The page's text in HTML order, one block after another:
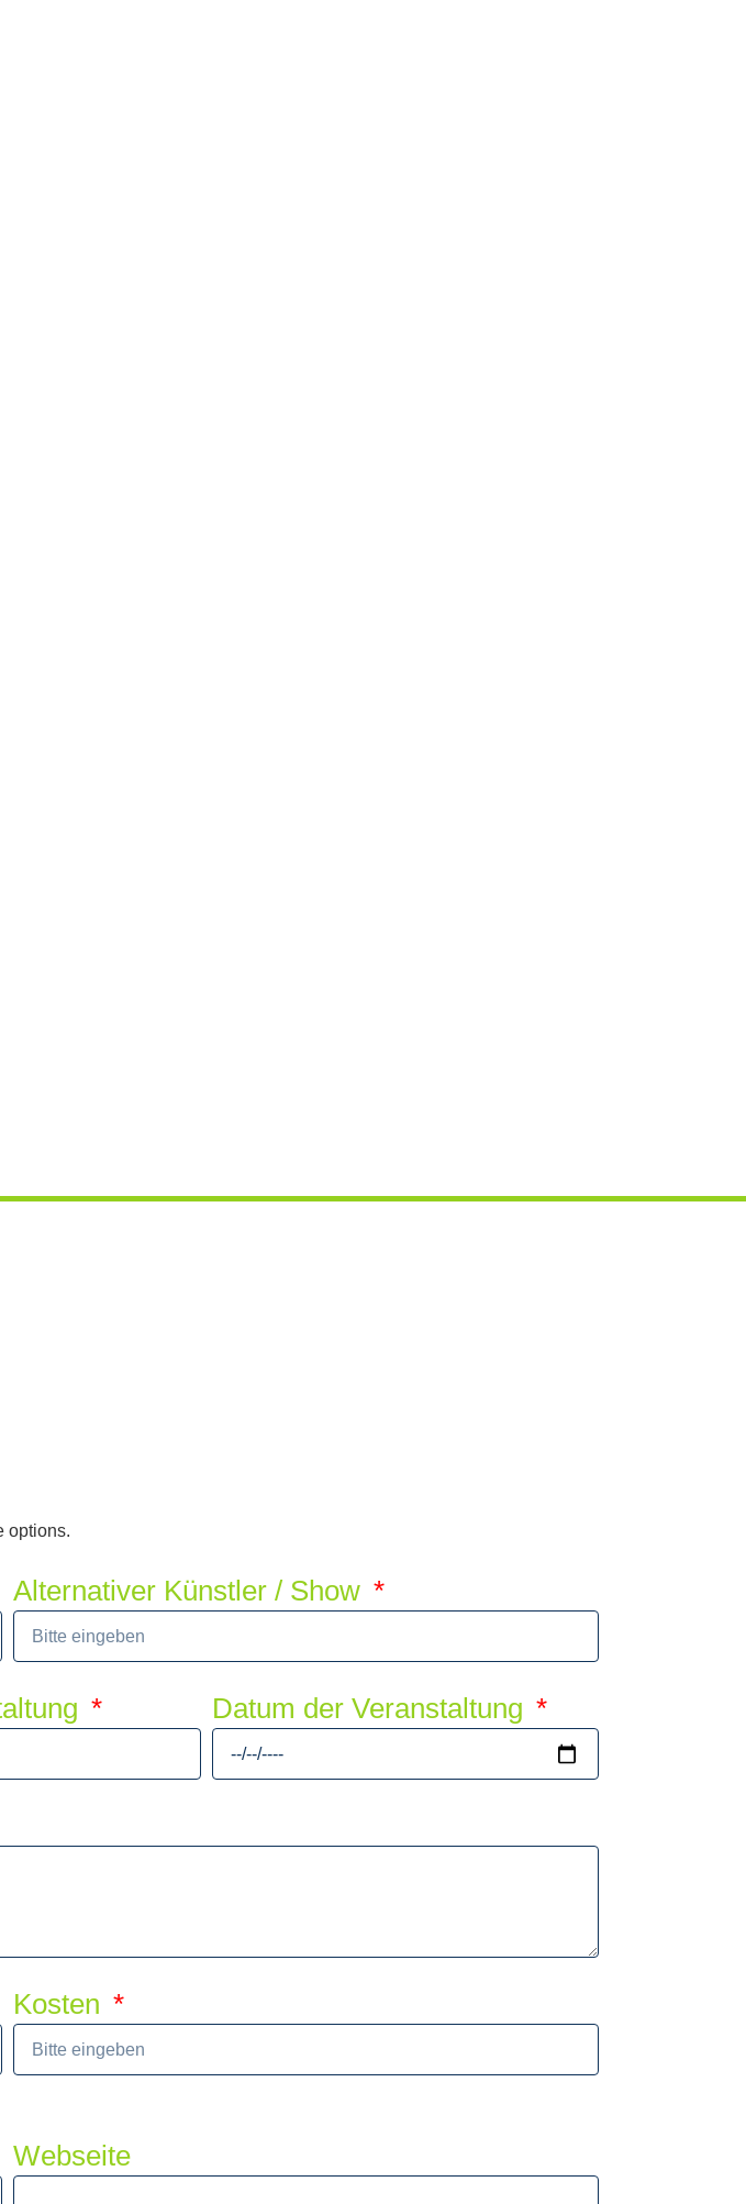
options.
Alternativer Künstler / Show
Datum der Veranstaltung
Kosten
Webseite